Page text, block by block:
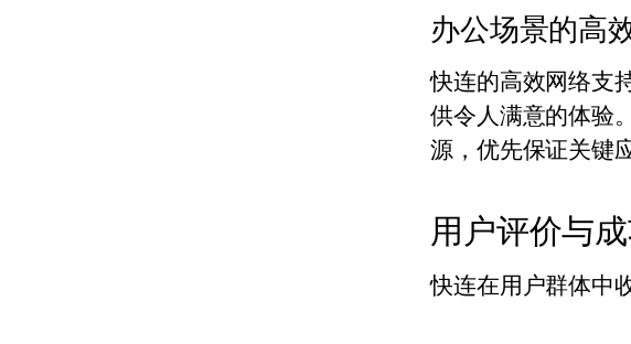
办公场景的高
快连的高效网络支
供令人满意的体验
源，优先保证关键
用户评价与
快连在用户群体中